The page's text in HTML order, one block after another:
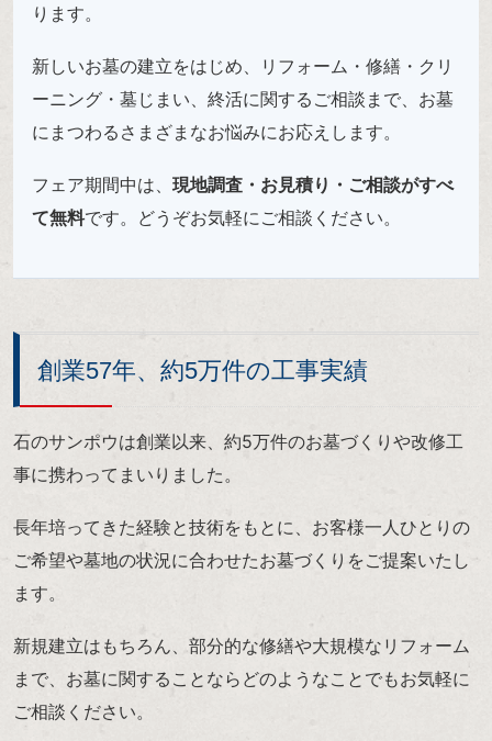
ります。
新しいお墓の建立をはじめ、リフォーム・修繕・クリ
ーニング・墓じまい、終活に関するご相談まで、お墓
にまつわるさまざまなお悩みにお応えします。
フェア期間中は、 現地調査・お見積り・ご相談がすべ
て無料です。どうぞお気軽にご相談ください。
創業57年、約5万件の工事実績
石のサンポウは創業以来、約5万件のお墓づくりや改修工
事に携わってまいりました。
長年培ってきた経験と技術をもとに、お客様一人ひとりの
ご希望や墓地の状況に合わせたお墓づくりをご提案いたし
ます。
新規建立はもちろん、部分的な修繕や大規模なリフォーム
まで、お墓に関することならどのようなことでもお気軽に
ご相談ください。